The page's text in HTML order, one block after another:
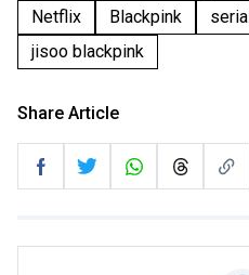
Netflix
Blackpink serial
jisoo blackpink
Share Article